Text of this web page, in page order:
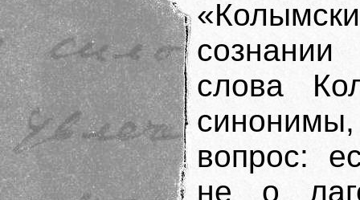
слова
вопрос:
не о